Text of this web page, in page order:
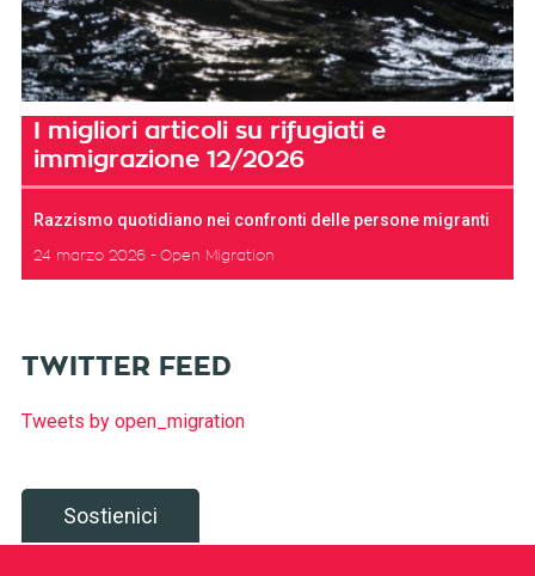
I migliori articoli su rifugiati e
immigrazione 12/2026
Razzismo quotidiano nei confronti delle persone migranti
24 marzo 2026 Open Migration
TWITTER FEED
Tweets by open_migration
Sostienici